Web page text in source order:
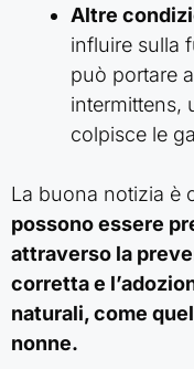
Altre
influire sulla
può portare
intermittens,
colpisce le
La buona notizia è
possono essere
attraverso la
corretta e
naturali, come
nonne.